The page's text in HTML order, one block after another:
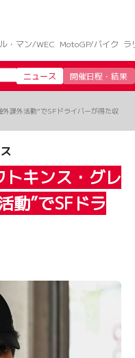
ル・マン/WEC MotoGP/バイク ラ
ニュース 開催日程・結果
課外活動”でSFドライバーが得た収
キンス・グレ
動”でSFドラ